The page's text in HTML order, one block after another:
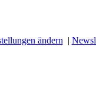
ändern |